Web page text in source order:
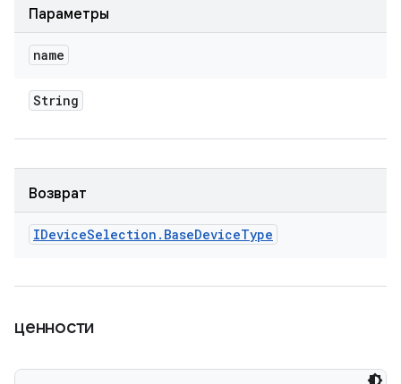
Параметры
name
String
Возврат
IDeviceSelection . BaseDeviceType
ценности